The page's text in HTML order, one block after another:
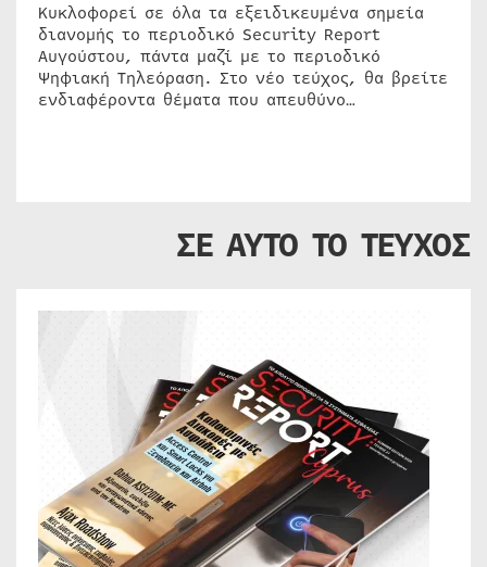
Κυκλοφορεί σε όλα τα εξειδικευμένα σημεία
διανομής το περιοδικό Security Report
Αυγούστου, πάντα μαζί με το περιοδικό
Ψηφιακή Τηλεόραση. Στο νέο τεύχος, θα βρείτε
ενδιαφέροντα θέματα που απευθύνο…
ΣΕ ΑΥΤΟ ΤΟ ΤΕΥΧΟΣ